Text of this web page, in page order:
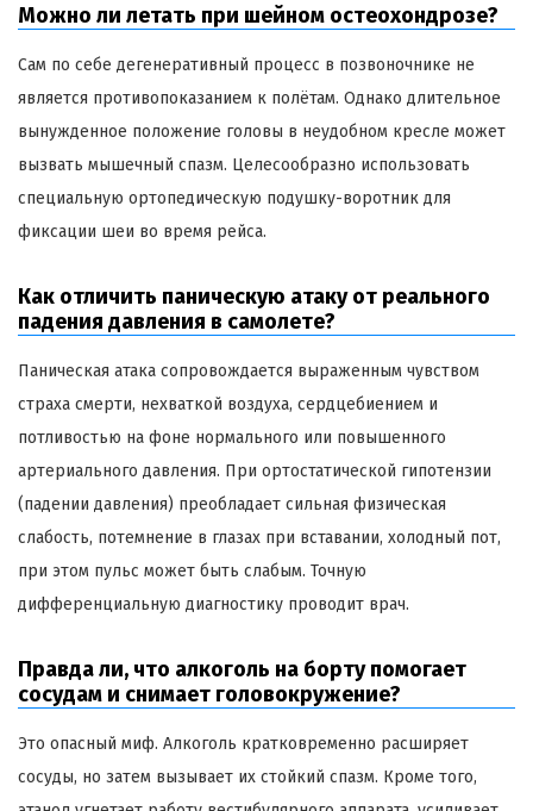
Можно ли летать при шейном остеохондрозе?
Сам по себе дегенеративный процесс в позвоночнике не
является противопоказанием к полётам. Однако длительное
вынужденное положение головы в неудобном кресле может
вызвать мышечный спазм. Целесообразно использовать
специальную ортопедическую подушку-воротник для
фиксации шеи во время рейса.
Как отличить паническую атаку от реального
падения давления в самолете?
Паническая атака сопровождается выраженным чувством
страха смерти, нехваткой воздуха, сердцебиением и
потливостью на фоне нормального или повышенного
артериального давления. При ортостатической гипотензии
(падении давления) преобладает сильная физическая
слабость, потемнение в глазах при вставании, холодный пот,
при этом пульс может быть слабым. Точную
дифференциальную диагностику проводит врач.
Правда ли, что алкоголь на борту помогает
сосудам и снимает головокружение?
Это опасный миф. Алкоголь кратковременно расширяет
сосуды, но затем вызывает их стойкий спазм. Кроме того,